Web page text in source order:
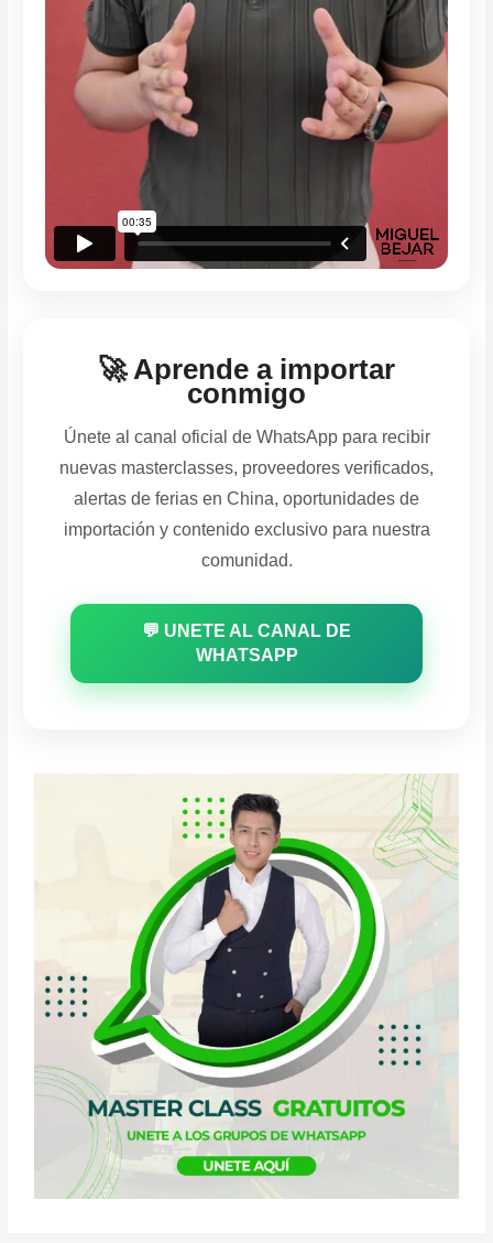
🚀 Aprende a importar
conmigo
Únete al canal oficial de WhatsApp para recibir
nuevas masterclasses, proveedores verificados,
alertas de ferias en China, oportunidades de
importación y contenido exclusivo para nuestra
comunidad.
💬 UNETE AL CANAL DE
WHATSAPP